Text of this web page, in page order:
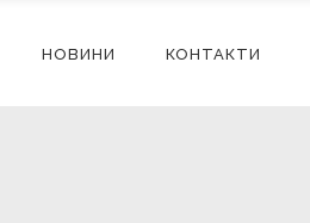
НОВИНИ КОНТАКТИ